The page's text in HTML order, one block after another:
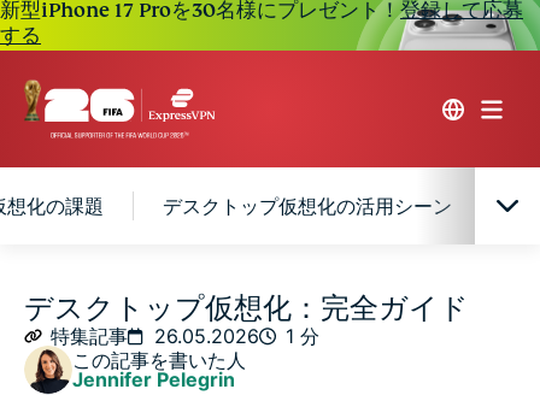
新型iPhone 17 Proを30名様にプレゼント！登録して応募
する
想化の課題 デスクトップ仮想化の活用シーン デ
デスクトップ仮想化とは何か？その仕組み
デスクトップ仮想化の種類
デスクトップ仮想化：完全ガイド
特集記事 26.05.2026
1 分
この記事を書いた人
Jennifer Pelegrin